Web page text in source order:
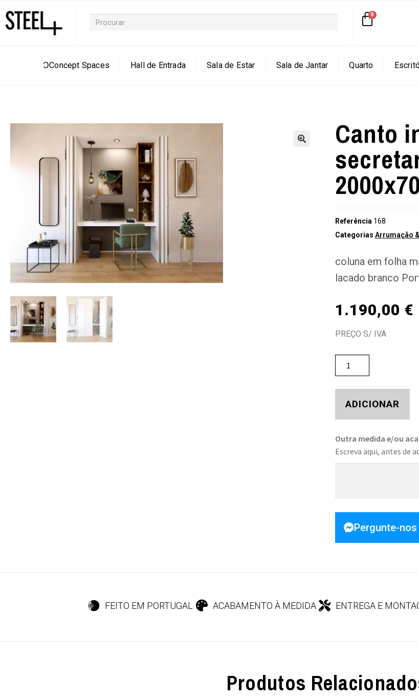
ƆConcept Spaces Hall de Entrada Sala de Estar Sala de Jantar Quarto
Canto
Referência 168
Categorias Arrumação
coluna em folha
lacado branco
1.190,00 €
PREÇO S/ IVA
ADICIONAR
Outra medida e/ou
Escreva aqui, antes de
Pergunte-
FEITO EM PORTUGAL ACABAMENTO À MEDIDA ENTREGA E
Produtos